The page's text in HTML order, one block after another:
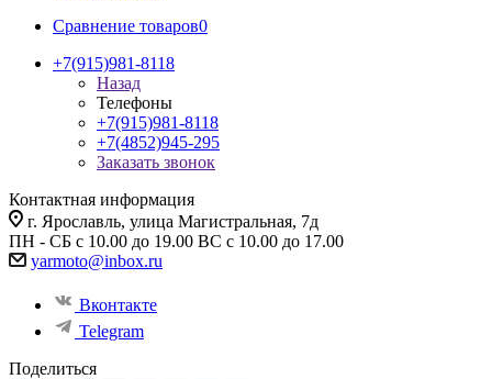
Сравнение товаров0
+7(915)981-8118
Назад
Телефоны
+7(915)981-8118
+7(4852)945-295
Заказать звонок
Контактная информация
г. Ярославль, улица Магистральная, 7д
ПН - СБ с 10.00 до 19.00 ВС с 10.00 до 17.00
yarmoto@inbox.ru
Вконтакте
Telegram
Поделиться